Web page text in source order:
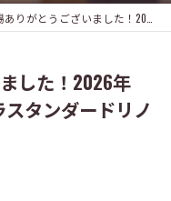
ざいました！2026年 6/6(土)・6/7(日) タカラスタンダードリノベーションフェア2026
した！2026年
タンダードリノ